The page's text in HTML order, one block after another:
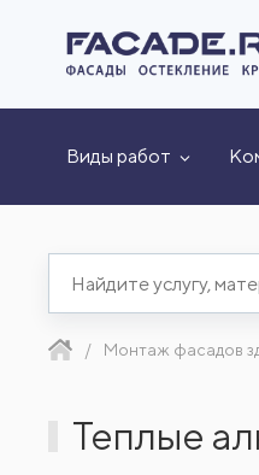
Виды работ
Монтаж фасадов
Теплые